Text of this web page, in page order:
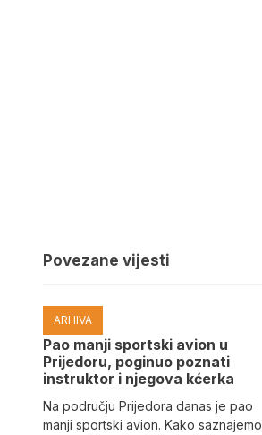
Povezane vijesti
ARHIVA
Pao manji sportski avion u
Prijedoru, poginuo poznati
instruktor i njegova kćerka
Na području Prijedora danas je pao
manji sportski avion. Kako saznajemo